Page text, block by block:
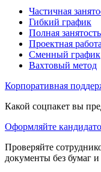
Частичная
Гибкий график
Полная занятость
Проектная работа
Сменный график
Вахтовый метод
Корпоративная
Какой соцпакет вы
Оформляйте
Проверяйте
документы без бумаг